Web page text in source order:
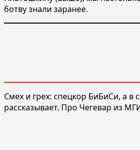
ботву знали заранее.
Смех и грех: спецкор БиБиСи, а в
рассказывает. Про Чегевар из